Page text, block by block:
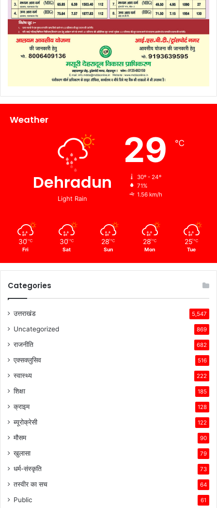
Weather
Dehradun
Light Rain
29 ℃
30º - 24º
71%
1.56 km/h
30 ℃
Fri
30 ℃
Sat
28 ℃
Sun
28 ℃
Mon
25 ℃
Tue
Categories
उत्तराखंड 5,547
Uncategorized 869
राजनीति 682
एक्सक्लुसिव 516
स्वास्थ्य 222
शिक्षा 185
क्राइम 128
ब्यूरोक्रेसी 122
मौसम 90
खुलासा 79
धर्म-संस्कृति 73
तस्वीर का सच 64
Public 61